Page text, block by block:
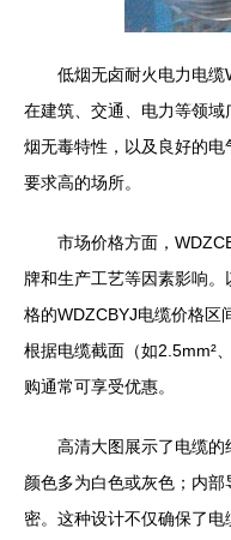
低烟无卤耐火电力电缆
在建筑、交通、电力等领
烟无毒特性，以及良好的
要求高的场所。
市场价格方面，
牌和生产工艺等因素影响
格的WDZCBYJ电缆价格区
根据电缆截面（如2.5mm²
购通常可享受优惠。
高清大图展示了电缆的
颜色多为白色或灰色；内
密。这种设计不仅确保了